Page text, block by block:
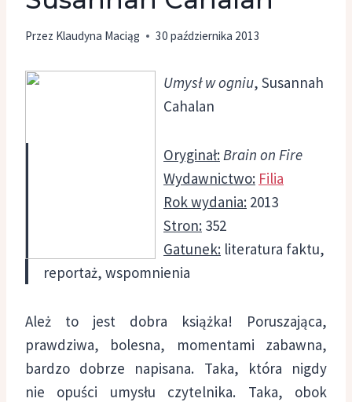
Przez Klaudyna Maciąg 30 października 2013
Umysł w ogniu, Susannah
Cahalan
Oryginał:Brain on Fire
Wydawnictwo: Filia
Rok wydania: 2013
Stron: 352
Gatunek: literatura faktu,
reportaż, wspomnienia
Ależ to jest dobra książka! Poruszająca,
prawdziwa, bolesna, momentami zabawna,
bardzo dobrze napisana. Taka, która nigdy
nie opuści umysłu czytelnika. Taka, obok